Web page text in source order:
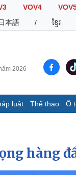
VOV4
本語 / ខ្មែរ
2026
luật Thể thao Ô
Ảnh
E-
hàng